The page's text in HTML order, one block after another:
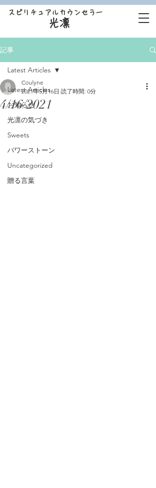
スピリチュアルカウンセラー
光凛
記事
Latest Articles
お知らせ
光凛の気づき
Sweets
パワーストーン
Uncategorized
贈る言葉
Latest Articles
4/16/2021
Coulyne
2021年5月16日 読了時間: 0分